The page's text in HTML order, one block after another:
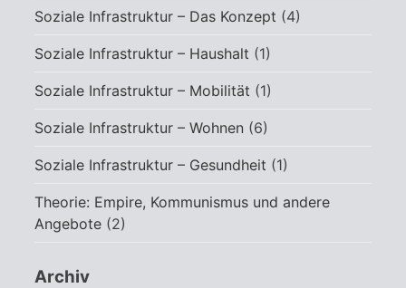
Soziale Infrastruktur – Das Konzept (4)
Soziale Infrastruktur – Haushalt (1)
Soziale Infrastruktur – Mobilität (1)
Soziale Infrastruktur – Wohnen (6)
Soziale Infrastruktur – Gesundheit (1)
Theorie: Empire, Kommunismus und andere
Angebote (2)
Archiv